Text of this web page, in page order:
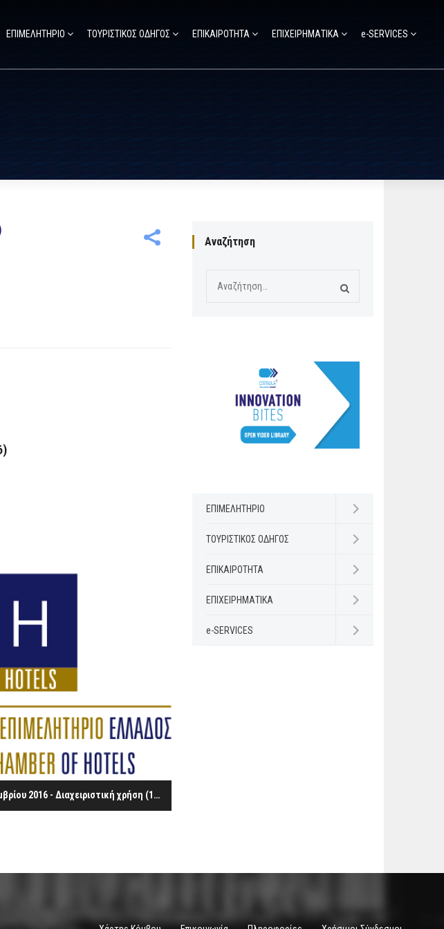
ΕΠΙΜΕΛΗΤΗΡΙΟ ΤΟΥΡΙΣΤΙΚΟΣ ΟΔΗΓΟΣ ΕΠΙΚΑΙΡΟΤΗΤΑ ΕΠΙΧΕΙΡΗΜΑΤΙΚΑ e-SERVICES
Ισολογισμός 31ης Δεκεμβρίου 2016 - Διαχειριστική χρήση (1/1-31/12/2016)
Αναζήτηση
ΕΠΙΜΕΛΗΤΗΡΙΟ Open submenu
ΤΟΥΡΙΣΤΙΚΟΣ ΟΔΗΓΟΣ Open submenu
ΕΠΙΚΑΙΡΟΤΗΤΑ Open submenu
ΕΠΙΧΕΙΡΗΜΑΤΙΚΑ Open submenu
e-SERVICES Open submenu